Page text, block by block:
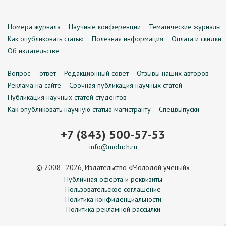
Номера журнала Научные конференции
Тематические журналы
Как опубликовать статью
Полезная информация
Оплата и скидки
Об издательстве
Вопрос — ответ Редакционный совет
Отзывы наших авторов
Реклама на сайте
Срочная публикация научных статей
Публикация научных статей студентов
Как опубликовать научную статью магистранту
Спецвыпуски
+7 (843) 500-57-53
info@moluch.ru
© 2008–2026, Издательство «Молодой учёный»
Публичная оферта и реквизиты
Пользовательское соглашение
Политика конфиденциальности
Политика рекламной рассылки